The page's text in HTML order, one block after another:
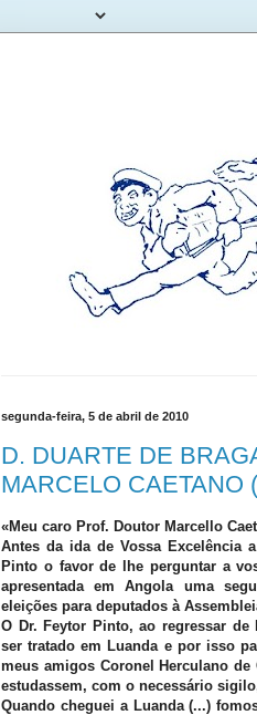
segunda-feira, 5 de abril de 2010
D. DUARTE DE
MARCELO CAETANO
«Meu caro Prof. Doutor Marcello
Antes da ida de Vossa Excelência
Pinto o favor de lhe perguntar a
apresentada em Angola uma
eleições para deputados à
O Dr. Feytor Pinto, ao regressar
ser tratado em Luanda e por isso
meus amigos Coronel Herculano
estudassem, com o necessário
Quando cheguei a Luanda (...)